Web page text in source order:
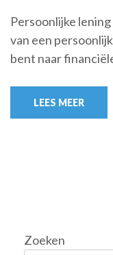
Persoonlijke
van een
bent naar
LEES MEER
Zoeken